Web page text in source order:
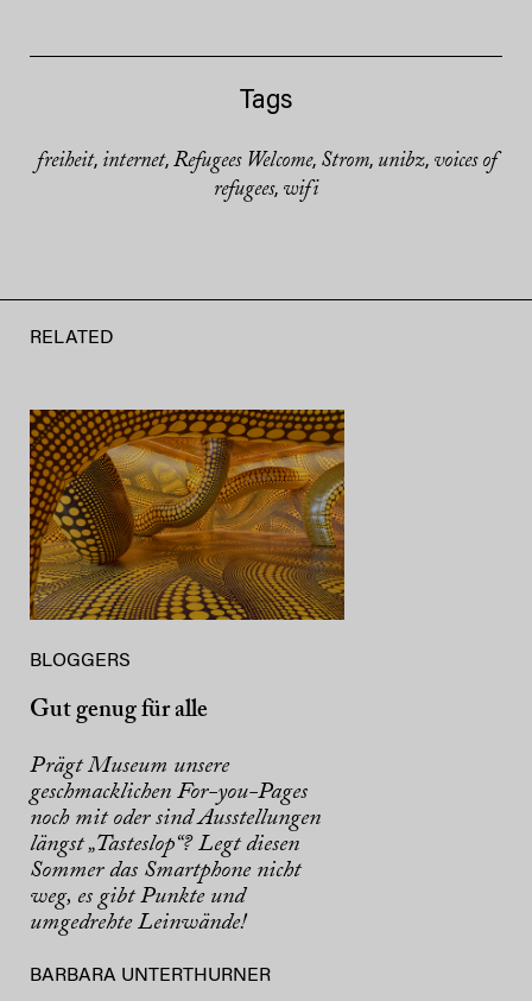
Tags
freiheit, internet, Refugees Welcome, Strom, unibz, voices of
refugees, wifi
RELATED
BLOGGERS
Gut genug für alle
Prägt Museum unsere
geschmacklichen For-you-Pages
noch mit oder sind Ausstellungen
längst „Tasteslop“? Legt diesen
Sommer das Smartphone nicht
weg, es gibt Punkte und
umgedrehte Leinwände!
BARBARA UNTERTHURNER